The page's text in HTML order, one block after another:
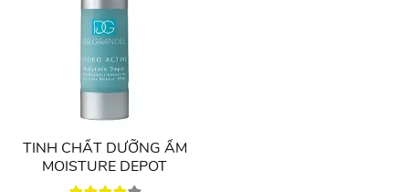
TINH CHẤT DƯỠNG ẨM
MOISTURE DEPOT